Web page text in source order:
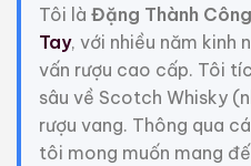
Tôi là Đặng Thành Công
Tay, với nhiều năm kinh
vấn rượu cao cấp. Tôi
sâu về Scotch Whisky
rượu vang. Thông qua
tôi mong muốn mang